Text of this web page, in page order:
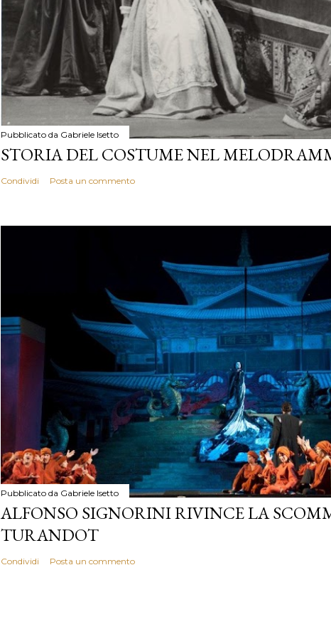
Pubblicato da Gabriele Isetto
STORIA DEL COSTUME NEL
Condividi Posta un commento
Pubblicato da Gabriele Isetto
ALFONSO SIGNORINI RIVINCE LA
TURANDOT
Condividi Posta un commento